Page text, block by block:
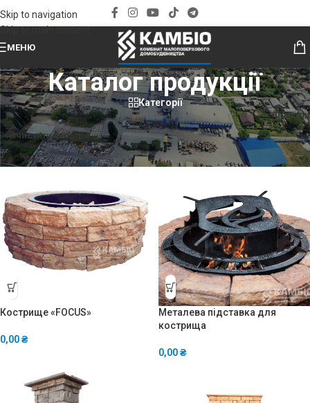
Skip to navigation
Skip to main content
МЕНЮ
Каталог продукції
Категорії
Головна»Каталог продукції Фільтри
Очистити фільтри TM Patio Lux
Кострище «FOCUS»
0,00₴
Металева підставка для
кострища
0,00₴